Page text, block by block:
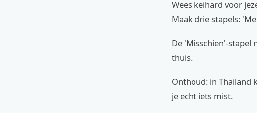
Wees keihard voor
Maak drie stapels:
De 'Misschien'-stapel
thuis.
Onthoud: in Thailand
je echt iets mist.